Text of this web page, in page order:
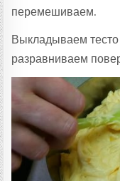
перемешиваем.
Выкладываем
разравниваем